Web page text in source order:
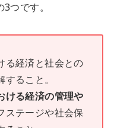
つです。
る経済と社会との
ること。
ける経済の管理や
ステージや社会保